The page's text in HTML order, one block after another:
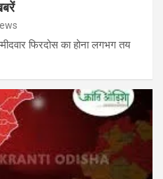
फिरदोस का होना लगभग तय